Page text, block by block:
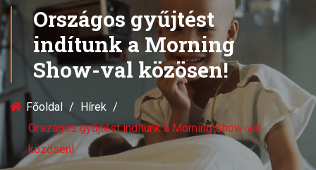
Országos gyűjtést
indítunk a Morning
Show-val közösen!
Főoldal
Hírek
Országos gyűjtést indítunk a Morning Show-val
közösen!